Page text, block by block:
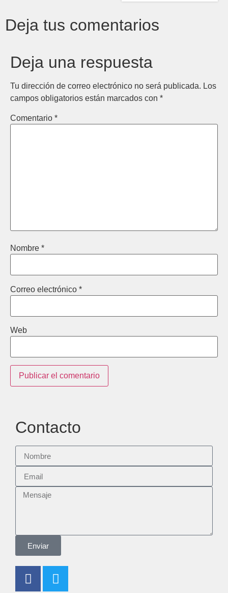
Deja tus comentarios
Deja una respuesta
Tu dirección de correo electrónico no será publicada. Los
campos obligatorios están marcados con *
Comentario *
Nombre *
Correo electrónico *
Web
Contacto
Enviar